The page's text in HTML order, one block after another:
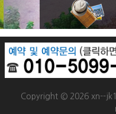
Copyright © 2026 xn--